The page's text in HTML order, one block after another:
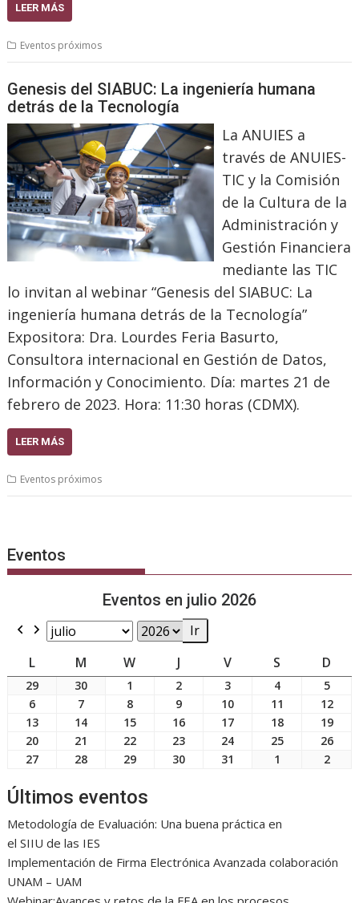
LEER MÁS
Eventos próximos
Genesis del SIABUC: La ingeniería humana
detrás de la Tecnología
La ANUIES a
través de ANUIES-
TIC y la Comisión
de la Cultura de la
Administración y
Gestión Financiera
mediante las TIC
lo invitan al webinar “Genesis del SIABUC: La
ingeniería humana detrás de la Tecnología”
Expositora: Dra. Lourdes Feria Basurto,
Consultora internacional en Gestión de Datos,
Información y Conocimiento. Día: martes 21 de
febrero de 2023. Hora: 11:30 horas (CDMX).
LEER MÁS
Eventos próximos
Eventos
Eventos en julio 2026
Previous
Next
Month
Year
LLUNES MMARTES
WMIÉRCOLES
JJUEVES VVIERNES
SSÁBADO
D
2929
2026
3030
1
julio,
2026
22
julio,
2026
33
julio,
2026
44
julio,
2026
55
julio,
2026
66
julio,
2026
77
julio,
2026
88
julio,
2026
99
julio,
2026
1010
julio,
11
julio,
2026
1212
julio,
2026
1313
julio,
2026
1414
2026
1515
julio,
2026
1616
julio,
2026
1717
julio,
1818
julio,
1919
julio,
2020
julio,
21
julio,
2222
julio,
2323
julio,
2424
2525
2626
2727
2026
2828
2026
2929
2026
3030
31 1 22
Últimos eventos
Metodología de Evaluación: Una buena práctica en
el SIIU de las IES
Implementación de Firma Electrónica Avanzada colaboración
UNAM – UAM